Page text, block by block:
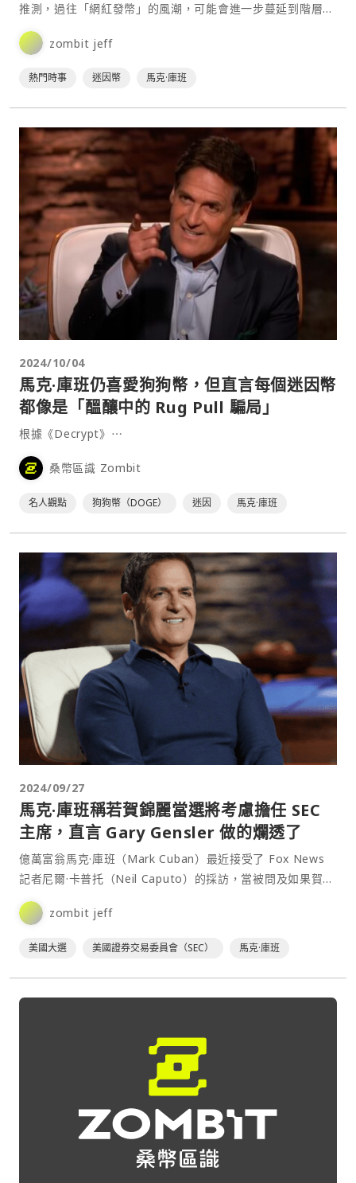
推測，過往「網紅發幣」的風潮，可能會進一步蔓延到階層更
zombit jeff
熱門時事 迷因幣 馬克·庫班
2024/10/04
馬克·庫班仍喜愛狗狗幣，但直言每個迷因幣
都像是「醞釀中的 Rug Pull 騙局」
根據《Decrypt》⋯
桑幣區識 Zombit
名人觀點 狗狗幣（DOGE） 迷因 馬克·庫班
2024/09/27
馬克·庫班稱若賀錦麗當選將考慮擔任 SEC
主席，直言 Gary Gensler 做的爛透了
億萬富翁馬克·庫班（Mark Cuban）最近接受了 Fox News
記者尼爾·卡普托（Neil Caputo）的採訪，當被問及如果賀錦
麗內閣向他提供商務部部長一職，他是否願意接受時，馬克·
庫班回應道：⋯
zombit jeff
美國大選 美國證券交易委員會（SEC） 馬克·庫班